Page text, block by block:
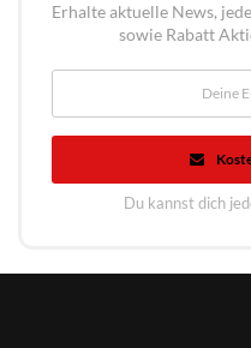
Erhalte aktuelle News,
sowie Rabatt
Du kannst dich